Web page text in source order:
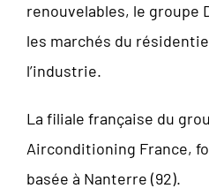
renouvelables, le groupe
les marchés du
l’industrie.
La filiale française du
Airconditioning France,
basée à Nanterre (92).